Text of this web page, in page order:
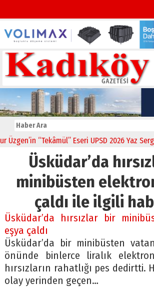
“Tekâmül” Eseri UPSD 2026 Yaz
Üsküdar’da
minibüsten
çaldı ile ilgili
Üsküdar’da hırsızlar bir
eşya çaldı
Üsküdar’da bir minibüsten
önünde binlerce liralık
hırsızların rahatlığı pes dedirtti.
olay yerinden geçen…